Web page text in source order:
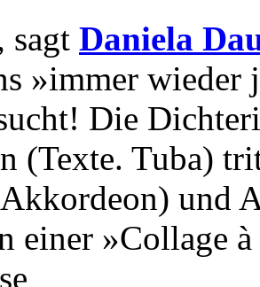
sagt Daniela
»immer wieder
Die
(Texte. Tuba)
und
einer »Collage